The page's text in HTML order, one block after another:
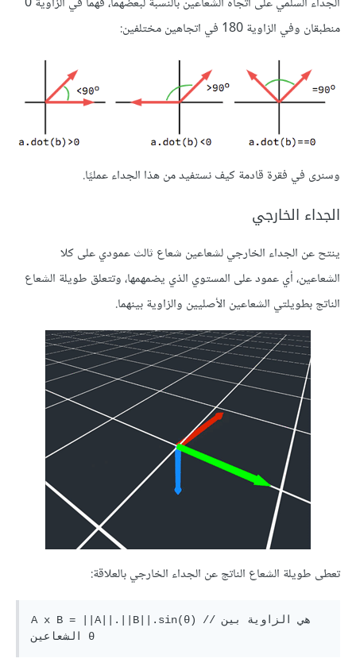
منطبقان وفي الزاوية 180 في اتجاهين مختلفين:
وسنرى في فقرة قادمة كيف نستفيد من هذا الجداء عمليًا.
الجداء الخارجي
ينتح عن الجداء الخارجي لشعاعين شعاع ثالث عمودي على كلا
الشعاعين، أي عمود على المستوي الذي يضمهمها، وتتعلق طويلة الشعاع
الناتج بطويلتي الشعاعين اﻷصليين والزاوية بينهما.
تعطى طويلة الشعاع الناتج عن الجداء الخارجي بالعلاقة:
A x B = ||A||.||B||.sin(θ) //هي الزاوية بين